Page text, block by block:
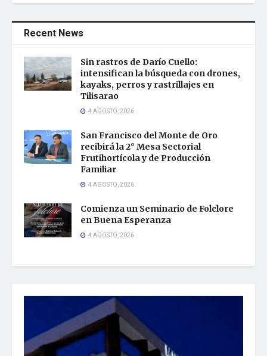
Recent News
Sin rastros de Darío Cuello:
intensifican la búsqueda con drones,
kayaks, perros y rastrillajes en
Tilisarao
4 AGOSTO, 2026
San Francisco del Monte de Oro
recibirá la 2° Mesa Sectorial
Frutihortícola y de Producción
Familiar
4 AGOSTO, 2026
Comienza un Seminario de Folclore
en Buena Esperanza
4 AGOSTO, 2026